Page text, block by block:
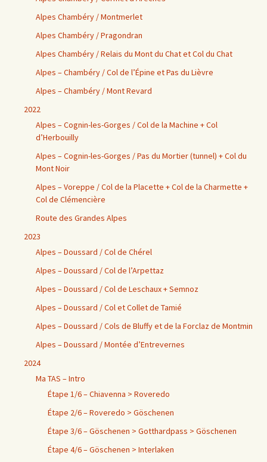
Alpes Chambéry / Montmerlet
Alpes Chambéry / Pragondran
Alpes Chambéry / Relais du Mont du Chat et Col du Chat
Alpes – Chambéry / Col de l’Épine et Pas du Lièvre
Alpes – Chambéry / Mont Revard
2022
Alpes – Cognin-les-Gorges / Col de la Machine + Col
d’Herbouilly
Alpes – Cognin-les-Gorges / Pas du Mortier (tunnel) + Col du
Mont Noir
Alpes – Voreppe / Col de la Placette + Col de la Charmette +
Col de Clémencière
Route des Grandes Alpes
2023
Alpes – Doussard / Col de Chérel
Alpes – Doussard / Col de l’Arpettaz
Alpes – Doussard / Col de Leschaux + Semnoz
Alpes – Doussard / Col et Collet de Tamié
Alpes – Doussard / Cols de Bluffy et de la Forclaz de Montmin
Alpes – Doussard / Montée d’Entrevernes
2024
Ma TAS – Intro
Étape 1/6 – Chiavenna > Roveredo
Étape 2/6 – Roveredo > Göschenen
Étape 3/6 – Göschenen > Gotthardpass > Göschenen
Étape 4/6 – Göschenen > Interlaken